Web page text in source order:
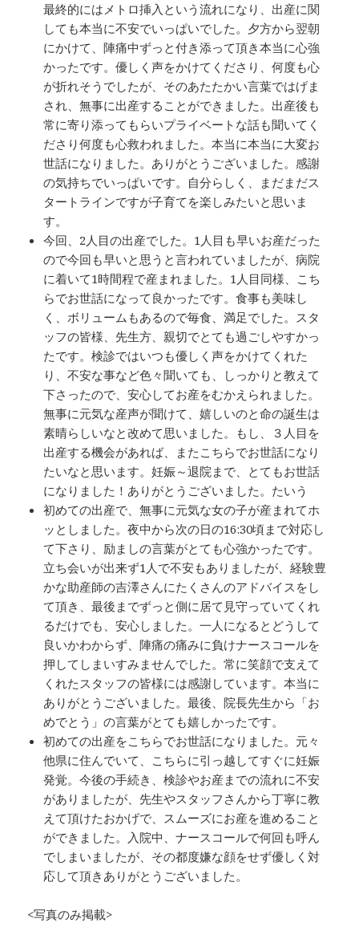
最終的にはメトロ挿入という流れになり、出産に関
しても本当に不安でいっぱいでした。夕方から翌朝
にかけて、陣痛中ずっと付き添って頂き本当に心強
かったです。優しく声をかけてくださり、何度も心
が折れそうでしたが、そのあたたかい言葉ではげま
され、無事に出産することができました。出産後も
常に寄り添ってもらいプライベートな話も聞いてく
ださり何度も心救われました。本当に本当に大変お
世話になりました。ありがとうございました。感謝
の気持ちでいっぱいです。自分らしく、まだまだス
タートラインですが子育てを楽しみたいと思いま
す。
今回、2人目の出産でした。1人目も早いお産だった
ので今回も早いと思うと言われていましたが、病院
に着いて1時間程で産まれました。1人目同様、こち
らでお世話になって良かったです。食事も美味し
く、ボリュームもあるので毎食、満足でした。スタ
ッフの皆様、先生方、親切でとても過ごしやすかっ
たです。検診ではいつも優しく声をかけてくれた
り、不安な事など色々聞いても、しっかりと教えて
下さったので、安心してお産をむかえられました。
無事に元気な産声が聞けて、嬉しいのと命の誕生は
素晴らしいなと改めて思いました。もし、３人目を
出産する機会があれば、またこちらでお世話になり
たいなと思います。妊娠～退院まで、とてもお世話
になりました！ありがとうございました。たいう
初めての出産で、無事に元気な女の子が産まれてホ
ッとしました。夜中から次の日の16:30頃まで対応し
て下さり、励ましの言葉がとても心強かったです。
立ち会いが出来ず1人で不安もありましたが、経験豊
かな助産師の吉澤さんにたくさんのアドバイスをし
て頂き、最後までずっと側に居て見守っていてくれ
るだけでも、安心しました。一人になるとどうして
良いかわからず、陣痛の痛みに負けナースコールを
押してしまいすみませんでした。常に笑顔で支えて
くれたスタッフの皆様には感謝しています。本当に
ありがとうございました。最後、院長先生から「お
めでとう」の言葉がとても嬉しかったです。
初めての出産をこちらでお世話になりました。元々
他県に住んでいて、こちらに引っ越してすぐに妊娠
発覚。今後の手続き、検診やお産までの流れに不安
がありましたが、先生やスタッフさんから丁寧に教
えて頂けたおかげで、スムーズにお産を進めること
ができました。入院中、ナースコールで何回も呼ん
でしまいましたが、その都度嫌な顔をせず優しく対
応して頂きありがとうございました。
<写真のみ掲載>